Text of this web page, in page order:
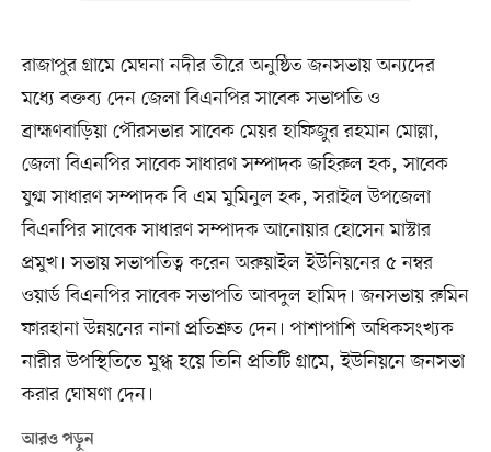
রাজাপুর গ্রামে মেঘনা নদীর তীরে অনুষ্ঠিত জনসভায় অন্যদের
মধ্যে বক্তব্য দেন জেলা বিএনপির সাবেক সভাপতি ও
ব্রাহ্মণবাড়িয়া পৌরসভার সাবেক মেয়র হাফিজুর রহমান মোল্লা,
জেলা বিএনপির সাবেক সাধারণ সম্পাদক জহিরুল হক, সাবেক
যুগ্ম সাধারণ সম্পাদক বি এম মুমিনুল হক, সরাইল উপজেলা
বিএনপির সাবেক সাধারণ সম্পাদক আনোয়ার হোসেন মাস্টার
প্রমুখ। সভায় সভাপতিত্ব করেন অরুয়াইল ইউনিয়নের ৫ নম্বর
ওয়ার্ড বিএনপির সাবেক সভাপতি আবদুল হামিদ। জনসভায় রুমিন
ফারহানা উন্নয়নের নানা প্রতিশ্রুত দেন। পাশাপাশি অধিকসংখ্যক
নারীর উপস্থিতিতে মুগ্ধ হয়ে তিনি প্রতিটি গ্রামে, ইউনিয়নে জনসভা
করার ঘোষণা দেন।
আরও পড়ুন